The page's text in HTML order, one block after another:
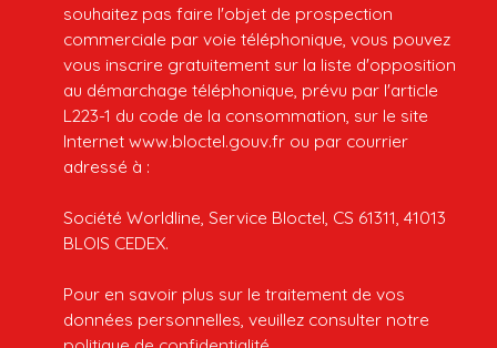
souhaitez pas faire l'objet de prospection
commerciale par voie téléphonique, vous pouvez
vous inscrire gratuitement sur la liste d'opposition
au démarchage téléphonique, prévu par l'article
L223-1 du code de la consommation, sur le site
Internet www.bloctel.gouv.fr ou par courrier
adressé à :
Société Worldline, Service Bloctel, CS 61311, 41013
BLOIS CEDEX.
Pour en savoir plus sur le traitement de vos
données personnelles, veuillez consulter notre